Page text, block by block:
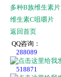
多种B族维生素片
维生素C咀嚼片
返回首页
QQ咨询：
288089
518871